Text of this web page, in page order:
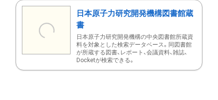
日本原子力研究開発機構図書館蔵
書
日本原子力研究開発機構の中央図書館所蔵資
料を対象とした検索データベース。同図書館
が所蔵する図書、レポート、会議資料、雑誌、
Docketが検索できる。